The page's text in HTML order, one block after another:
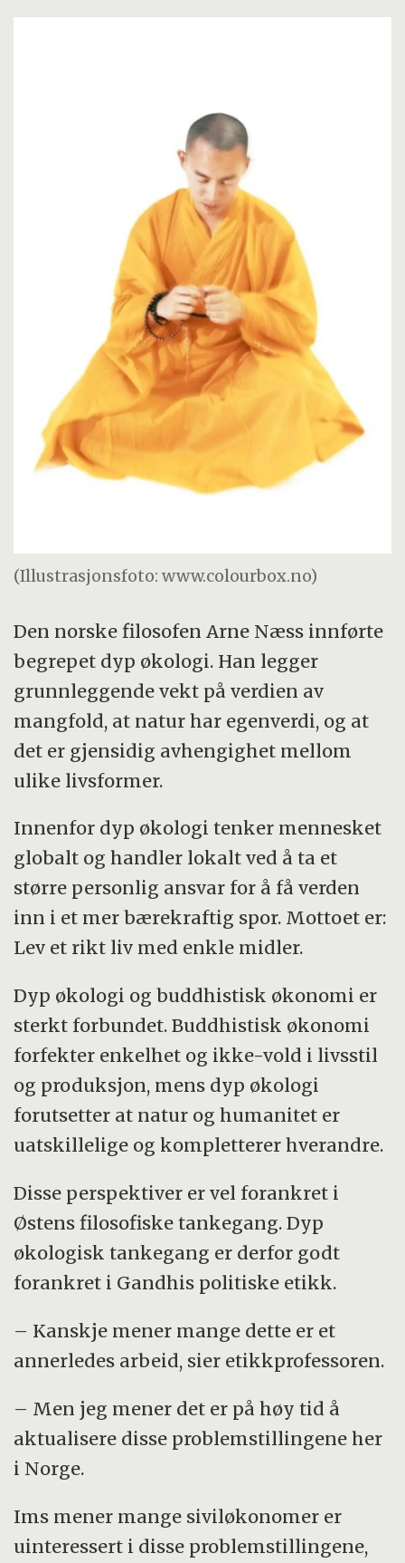
(Illustrasjonsfoto: www.colourbox.no)
Den norske filosofen Arne Næss innførte
begrepet dyp økologi. Han legger
grunnleggende vekt på verdien av
mangfold, at natur har egenverdi, og at
det er gjensidig avhengighet mellom
ulike livsformer.
Innenfor dyp økologi tenker mennesket
globalt og handler lokalt ved å ta et
større personlig ansvar for å få verden
inn i et mer bærekraftig spor. Mottoet er:
Lev et rikt liv med enkle midler.
Dyp økologi og buddhistisk økonomi er
sterkt forbundet. Buddhistisk økonomi
forfekter enkelhet og ikke-vold i livsstil
og produksjon, mens dyp økologi
forutsetter at natur og humanitet er
uatskillelige og kompletterer hverandre.
Disse perspektiver er vel forankret i
Østens filosofiske tankegang. Dyp
økologisk tankegang er derfor godt
forankret i Gandhis politiske etikk.
– Kanskje mener mange dette er et
annerledes arbeid, sier etikkprofessoren.
– Men jeg mener det er på høy tid å
aktualisere disse problemstillingene her
i Norge.
Ims mener mange siviløkonomer er
uinteressert i disse problemstillingene,